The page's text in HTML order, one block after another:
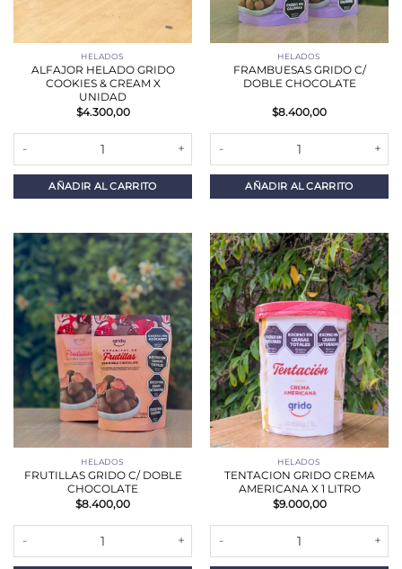
HELADOS
ALFAJOR HELADO GRIDO
COOKIES & CREAM X
UNIDAD
$4.300,00
AÑADIR AL CARRITO
HELADOS
FRAMBUESAS GRIDO C/
DOBLE CHOCOLATE
$8.400,00
AÑADIR AL CARRITO
HELADOS
FRUTILLAS GRIDO C/ DOBLE
CHOCOLATE
$8.400,00
HELADOS
TENTACION GRIDO CREMA
AMERICANA X 1 LITRO
$9.000,00